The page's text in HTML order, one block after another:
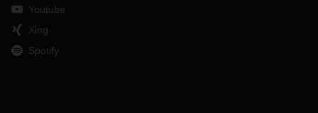
Youtube
Xing
Spotify